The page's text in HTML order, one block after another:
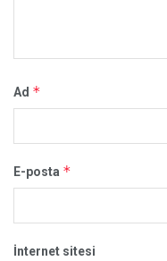
Ad *
E-posta *
İnternet sitesi